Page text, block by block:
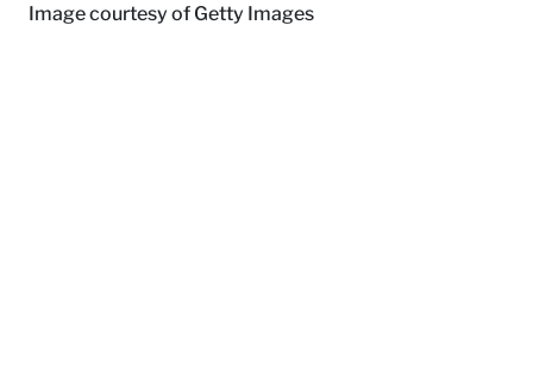
Image courtesy of Getty Images